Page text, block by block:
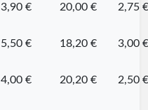
3,90 € 20,00 € 2,75 €
5,50 € 18,20 € 3,00 €
4,00 € 20,20 € 2,50 €